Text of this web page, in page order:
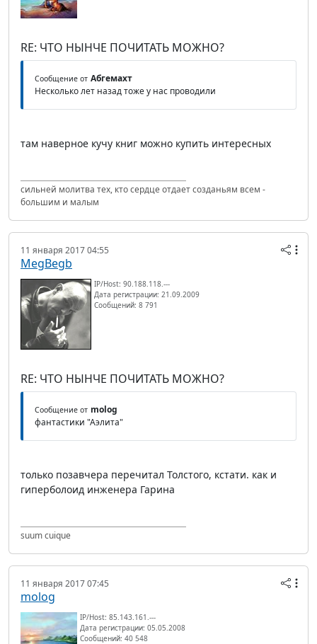
RE: ЧТО НЫНЧЕ ПОЧИТАТЬ МОЖНО?
Сообщение от Абгемахт
Несколько лет назад тоже у нас проводили
там наверное кучу книг можно купить интересных
сильней молитва тех, кто сердце отдает созданьям всем -
большим и малым
11 января 2017 04:55
MegBegb
IP/Host: 90.188.118.---
Дата регистрации: 21.09.2009
Сообщений: 8 791
RE: ЧТО НЫНЧЕ ПОЧИТАТЬ МОЖНО?
Сообщение от molog
фантастики "Аэлита"
только позавчера перечитал Толстого, кстати. как и
гиперболоид инженера Гарина
suum cuique
11 января 2017 07:45
molog
IP/Host: 85.143.161.---
Дата регистрации: 05.05.2008
Сообщений: 40 548